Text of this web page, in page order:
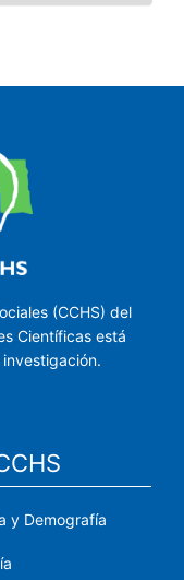
(CCHS) del
Científicas está
y Demografía